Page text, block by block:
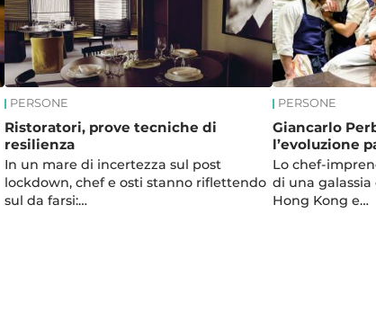
PERSONE
Ristoratori, prove tecniche di
resilienza
In un mare di incertezza sul post
lockdown, chef e osti stanno riflettendo
sul da farsi:…
PERSONE
Giancarlo
l’evoluzione
Lo chef-
di una
Hong Kong e…